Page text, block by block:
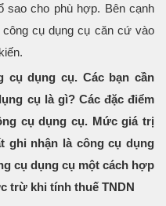
sao cho phù hợp. Bên cạnh
cụ dụng cụ căn cứ vào
cụ dụng cụ. Các bạn cần
cụ là gì? Các đặc điểm
cụ dụng cụ. Mức giá trị
ghi nhận là công cụ dụng
cụ dụng cụ một cách hợp
trừ khi tính thuế TNDN